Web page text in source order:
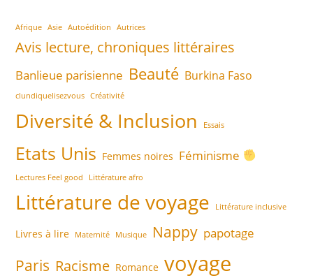
Afrique Asie Autoédition Autrices
Avis lecture, chroniques littéraires
Banlieue parisienne Beauté Burkina Faso
clundiquelisezvous Créativité
Diversité & Inclusion Essais
Etats Unis Femmes noires Féminisme
Lectures Feel good Littérature afro
Littérature de voyage Littérature inclusive
Livres à lire Maternité Musique Nappy papotage
Paris Racisme Romance voyage